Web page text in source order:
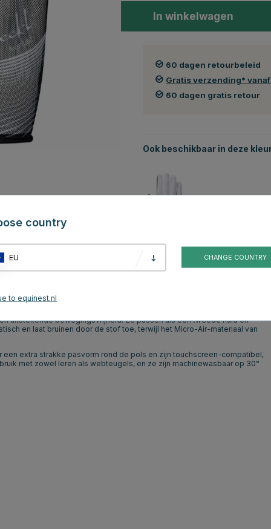
In winkelwagen
60 dagen retourbeleid
Gratis verzending*
60 dagen gratis retour
Ook beschikbaar in deze
Wit
uitstekende bewegingsvrijheid. Ze passen als een tweede huid en
en laat bruinen door de stof toe, terwijl het Micro-Air-materiaal van
extra strakke pasvorm rond de pols en zijn touchscreen-compatibel,
met zowel leren als webteugels, en ze zijn machinewasbaar op 30°
country
EU CHANGE COUNTRY
to equinest.nl